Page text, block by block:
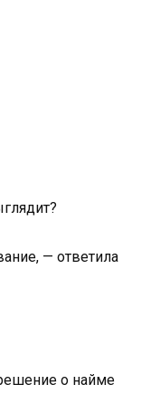
— ответила
о найме